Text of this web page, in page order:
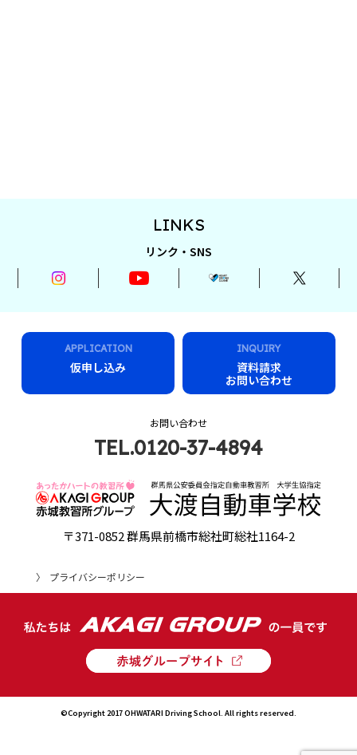
LINKS
リンク・SNS
APPLICATION
仮申し込み
INQUIRY
資料請求
お問い合わせ
お問い合わせ
TEL.0120-37-4894
〒371-0852 群馬県前橋市総社町総社1164-2
プライバシーポリシー
©Copyright 2017 OHWATARI Driving School. All rights reserved.